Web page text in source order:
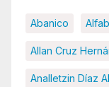
Abanico
Allan Cruz
Analletzin Díaz